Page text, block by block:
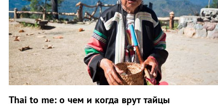
Thai to me: о чем и когда врут тайцы